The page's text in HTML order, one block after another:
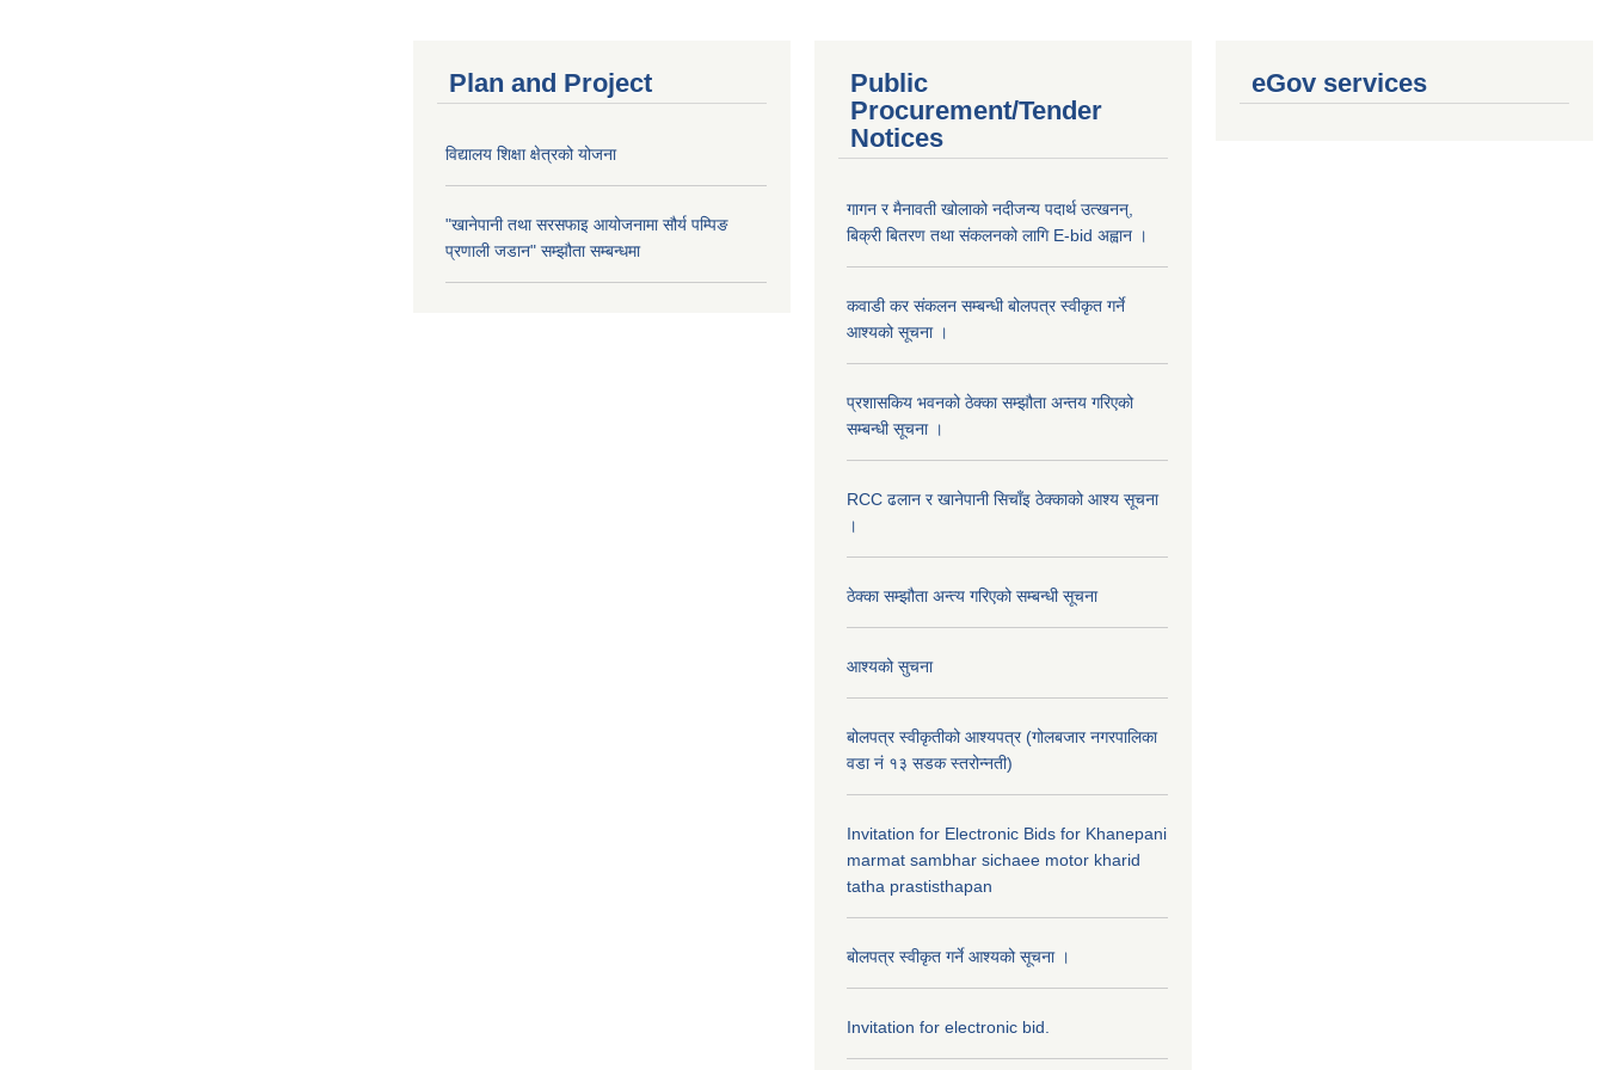
Plan and Project
विद्यालय शिक्षा क्षेत्रको योजना
"खानेपानी तथा सरसफाइ आयोजनामा सौर्य पम्पिङ
प्रणाली जडान" सम्झौता सम्बन्धमा
Public
Procurement/Tender
Notices
गागन र मैनावती खोलाको नदीजन्य पदार्थ उत्खनन्,
बिक्री बितरण तथा संकलनको लागि E-bid अह्वान ।
कवाडी कर संकलन सम्बन्धी बोलपत्र स्वीकृत गर्ने
आश्यको सूचना ।
प्रशासकिय भवनको ठेक्का सम्झौता अन्तय गरिएको
सम्बन्धी सूचना ।
RCC ढलान र खानेपानी सिचाँइ ठेक्काको आश्य सूचना
।
ठेक्का सम्झौता अन्त्य गरिएको सम्बन्धी सूचना
आश्यको सुचना
बोलपत्र स्वीकृतीको आश्यपत्र (गोलबजार नगरपालिका
वडा नं १३ सडक स्तरोन्नती)
Invitation for Electronic Bids for Khanepani
marmat sambhar sichaee motor kharid
tatha prastisthapan
बोलपत्र स्वीकृत गर्ने आश्यको सूचना ।
Invitation for electronic bid.
eGov services